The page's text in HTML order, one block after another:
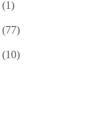
(1)
(77)
(10)